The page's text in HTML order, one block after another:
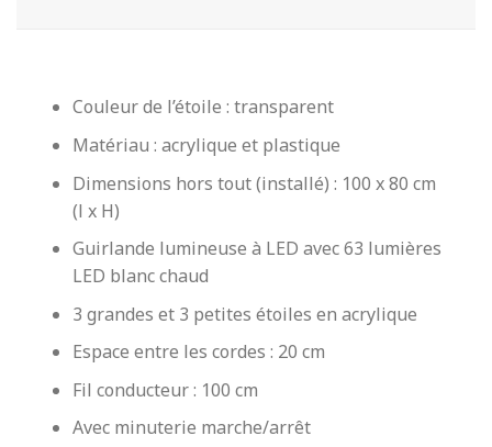
Couleur de l’étoile : transparent
Matériau : acrylique et plastique
Dimensions hors tout (installé) : 100 x 80 cm
(l x H)
Guirlande lumineuse à LED avec 63 lumières
LED blanc chaud
3 grandes et 3 petites étoiles en acrylique
Espace entre les cordes : 20 cm
Fil conducteur : 100 cm
Avec minuterie marche/arrêt